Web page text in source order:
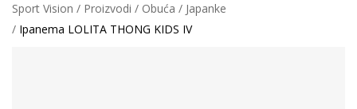
Sport Vision Proizvodi Obuća
Japanke
Ipanema LOLITA THONG KIDS IV